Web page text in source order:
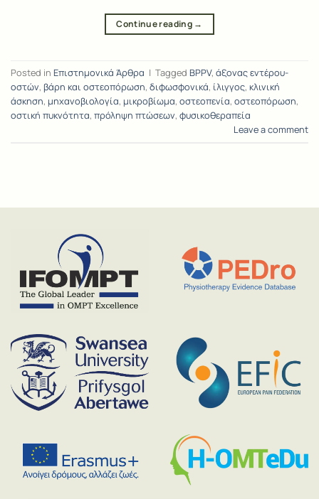
Continue reading →
Posted in Επιστημονικά Άρθρα | Tagged BPPV, άξονας εντέρου-
οστών, βάρη και οστεοπόρωση, διφωσφονικά, ίλιγγος, κλινική
άσκηση, μηχανοβιολογία, μικροβίωμα, οστεοπενία, οστεοπόρωση,
οστική πυκνότητα, πρόληψη πτώσεων, φυσικοθεραπεία
Leave a comment